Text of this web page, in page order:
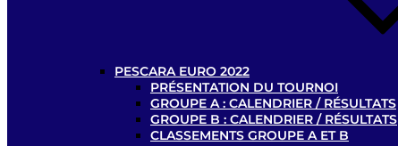
PESCARA EURO 2022
PRÉSENTATION DU TOURNOI
GROUPE A : CALENDRIER / RÉSULTATS
GROUPE B : CALENDRIER / RÉSULTATS
CLASSEMENTS GROUPE A ET B